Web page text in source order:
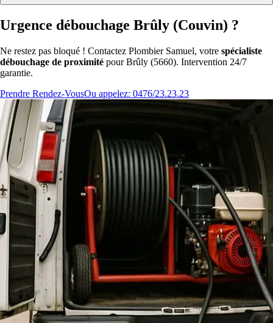
Urgence débouchage Brûly (Couvin) ?
Ne restez pas bloqué ! Contactez Plombier Samuel, votre spécialiste
débouchage de proximité pour Brûly (5660). Intervention 24/7
garantie.
Prendre Rendez-VousOu appelez: 0476/23.23.23